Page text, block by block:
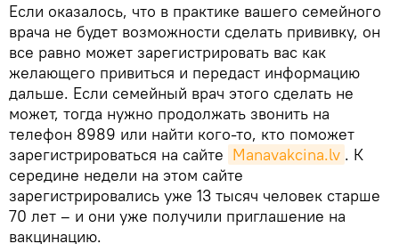
Если оказалось, что в практике вашего семейного
врача не будет возможности сделать прививку, он
все равно может зарегистрировать вас как
желающего привиться и передаст информацию
дальше. Если семейный врач этого сделать не
может, тогда нужно продолжать звонить на
телефон 8989 или найти кого-то, кто поможет
зарегистрироваться на сайте Мanavakcina.lv . К
середине недели на этом сайте
зарегистрировались уже 13 тысяч человек старше
70 лет – и они уже получили приглашение на
вакцинацию.